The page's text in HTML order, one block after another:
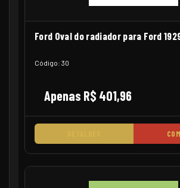
Ford Oval do radiador para Ford
Código: 30
Apenas R$ 401,96